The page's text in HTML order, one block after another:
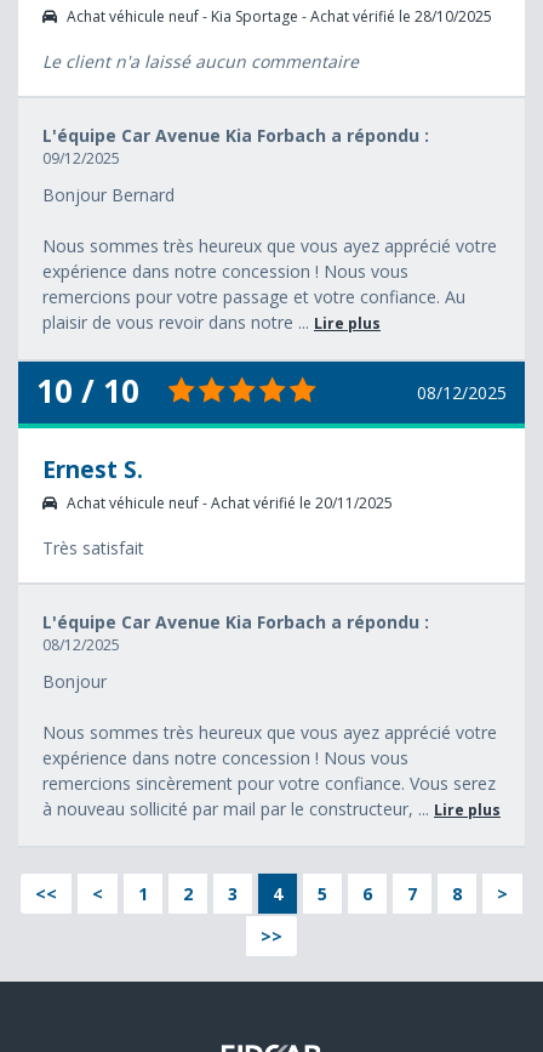
Achat véhicule neuf - Kia Sportage - Achat vérifié le 28/10/2025
Le client n'a laissé aucun commentaire
L'équipe Car Avenue Kia Forbach a répondu :
09/12/2025
Bonjour Bernard
Nous sommes très heureux que vous ayez apprécié votre
expérience dans notre concession ! Nous vous
remercions pour votre passage et votre confiance. Au
plaisir de vous revoir dans notre ... Lire plus
10 / 10 08/12/2025
Ernest S.
Achat véhicule neuf - Achat vérifié le 20/11/2025
Très satisfait
L'équipe Car Avenue Kia Forbach a répondu :
08/12/2025
Bonjour
Nous sommes très heureux que vous ayez apprécié votre
expérience dans notre concession ! Nous vous
remercions sincèrement pour votre confiance. Vous serez
à nouveau sollicité par mail par le constructeur, ... Lire plus
<< < 1 2 3 4 5 6 7 8
>
>>